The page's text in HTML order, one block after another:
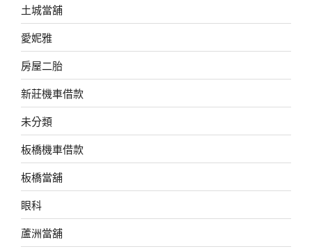
土城當舖
愛妮雅
房屋二胎
新莊機車借款
未分類
板橋機車借款
板橋當舖
眼科
蘆洲當舖